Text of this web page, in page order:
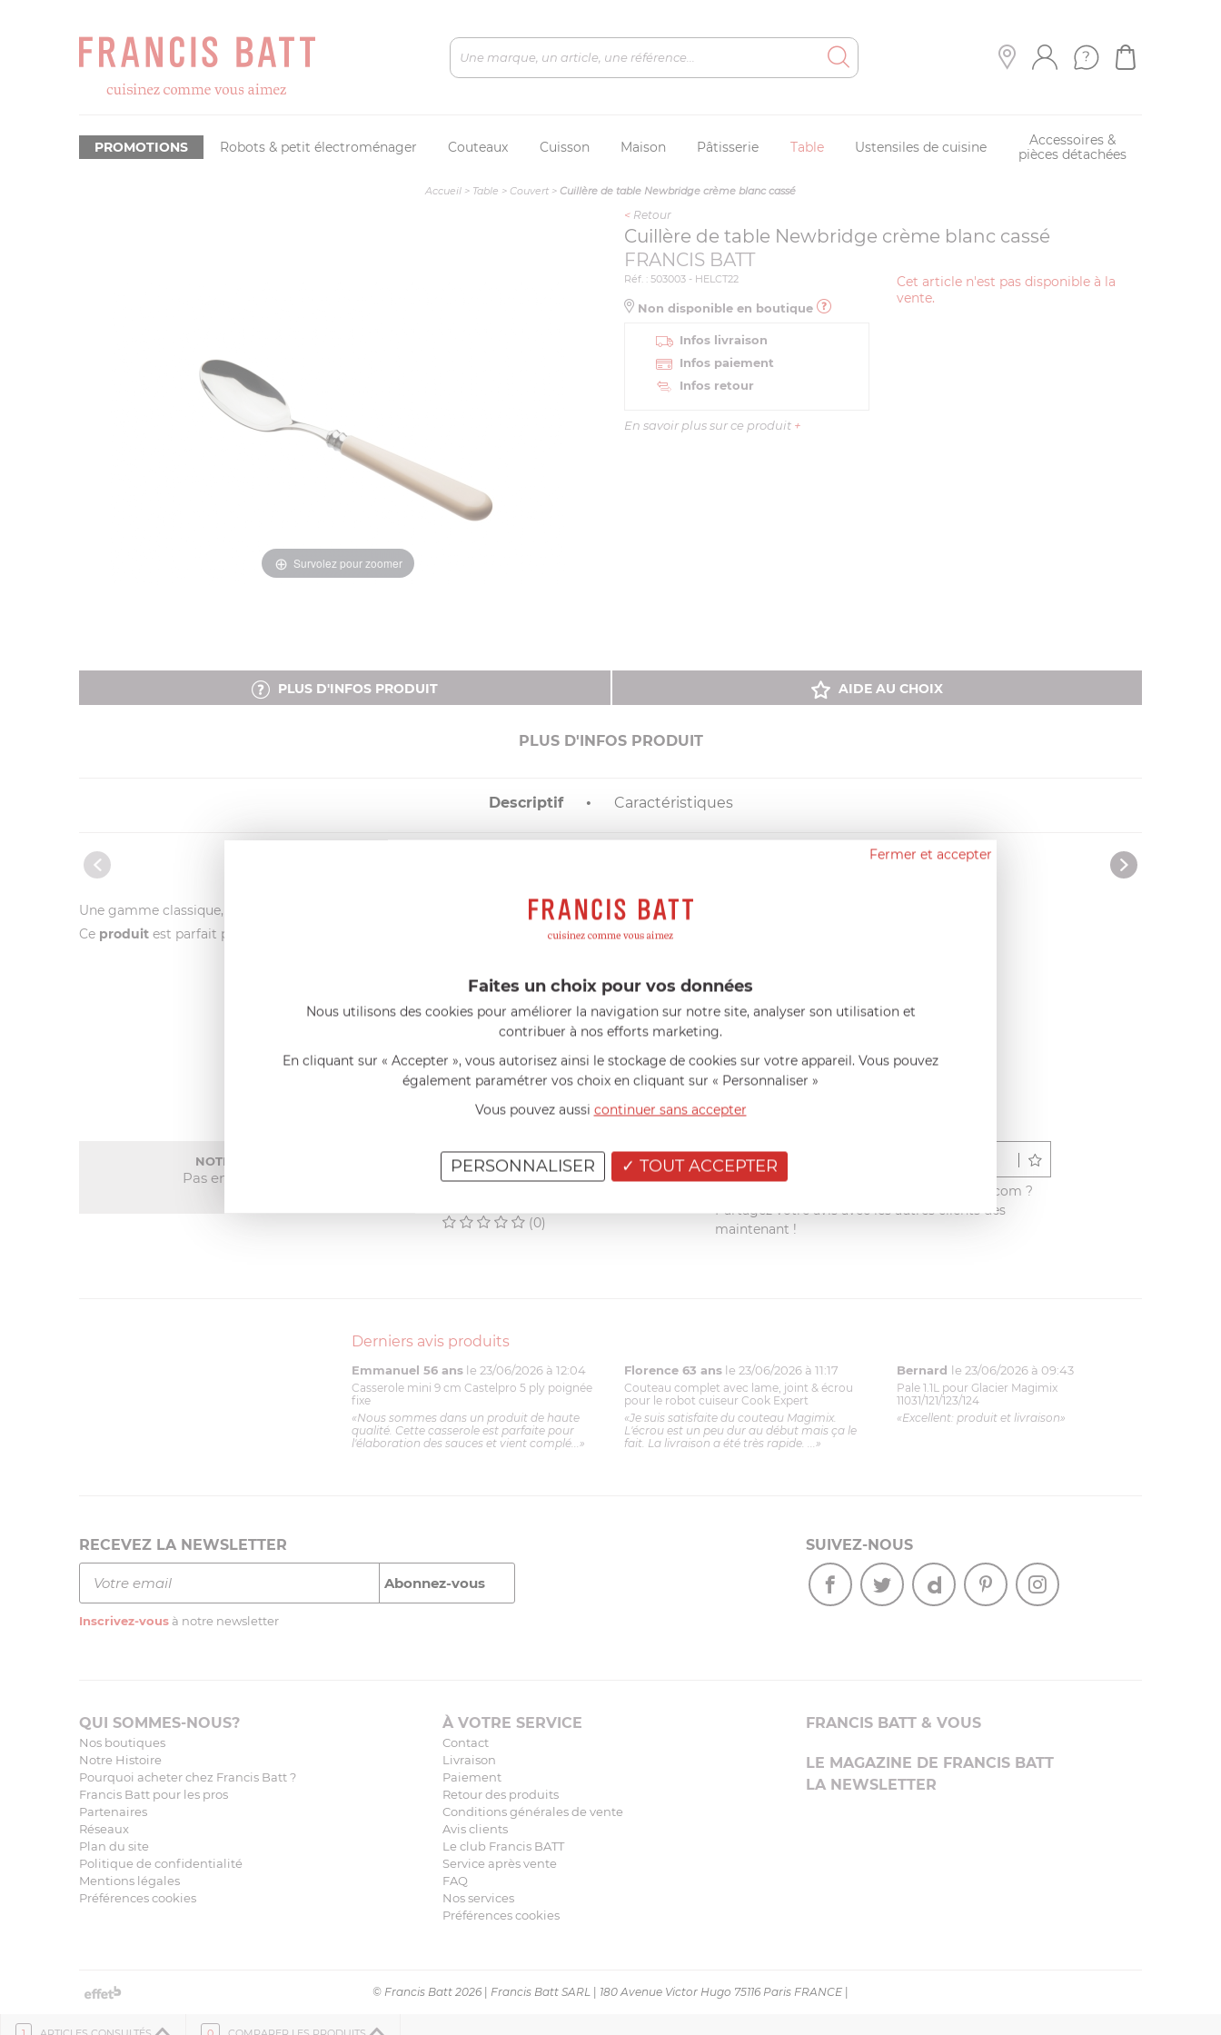
Robots & petit électroménager Couteaux Cuisson Maison Pâtisserie Table Ustensiles de cuisine
Accessoires &
pièces détachées
PROMOTIONS
Accueil > Table > Couvert > Cuillère de table Newbridge crème blanc cassé
Survolez pour zoomer
< Retour
Cuillère de table Newbridge crème blanc cassé
FRANCIS BATT
Cet article n'est pas disponible à la
vente.
Réf. : 503003 - HELCT22
Non disponible en boutique
Infos livraison
Infos paiement
Infos retour
En savoir plus sur ce produit +
PLUS D'INFOS PRODUIT AIDE AU CHOIX
PLUS D'INFOS PRODUIT
Descriptif Caractéristiques
Une gamme classique, coloré,
Ce produit est parfait pour le l
AIDE AU CHOIX
AVIS CLIENT
NOTE MOYENNE
Pas encore de note
RÉSUMÉ
(0)
(0)
(0)
Vous avez acheté ce produit sur francisbatt.com ?
Partagez votre avis avec les autres clients dès
maintenant !
Derniers avis produits
Emmanuel 56 ans le 23/06/2026 à 12:04
Casserole mini 9 cm Castelpro 5 ply poignée
fixe
«Nous sommes dans un produit de haute
qualité. Cette casserole est parfaite pour
l'élaboration des sauces et vient complé...»
Florence 63 ans le 23/06/2026 à 11:17
Couteau complet avec lame, joint & écrou
pour le robot cuiseur Cook Expert
«Je suis satisfaite du couteau Magimix.
L'écrou est un peu dur au début mais ça le
fait. La livraison a été très rapide. ...»
Bernard le 23/06/2026 à 09:43
Pale 1.1L pour Glacier Magimix
11031/121/123/124
«Excellent: produit et livraison»
RECEVEZ LA NEWSLETTER
Inscrivez-vous à notre newsletter
SUIVEZ-NOUS
QUI SOMMES-NOUS?
Nos boutiques
Notre Histoire
Pourquoi acheter chez Francis Batt ?
Francis Batt pour les pros
Partenaires
Réseaux
Plan du site
Politique de confidentialité
Mentions légales
Préférences cookies
À VOTRE SERVICE
Contact
Livraison
Paiement
Retour des produits
Conditions générales de vente
Avis clients
Le club Francis BATT
Service après vente
FAQ
Nos services
Préférences cookies
FRANCIS BATT & VOUS
LE MAGAZINE DE FRANCIS BATT
LA NEWSLETTER
© Francis Batt 2026 Francis Batt SARL 180 Avenue Victor Hugo 75116 Paris FRANCE
Fermer et accepter
Faites un choix pour vos données
Nous utilisons des cookies pour améliorer la navigation sur notre site, analyser son utilisation et
contribuer à nos efforts marketing.
En cliquant sur « Accepter », vous autorisez ainsi le stockage de cookies sur votre appareil. Vous pouvez
également paramétrer vos choix en cliquant sur « Personnaliser »
Vous pouvez aussi continuer sans accepter
TOUT ACCEPTER
PERSONNALISER